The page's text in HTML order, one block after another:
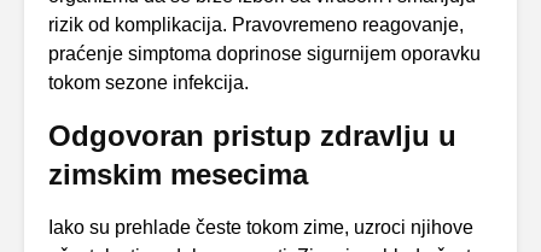
rizik od komplikacija. Pravovremeno reagovanje,
praćenje simptoma doprinose sigurnijem oporavku
tokom sezone infekcija.
Odgovoran pristup zdravlju u
zimskim mesecima
Iako su prehlade česte tokom zime, uzroci njihove